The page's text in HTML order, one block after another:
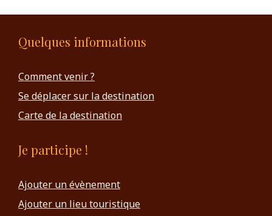
Quelques informations
Comment venir ?
Se déplacer sur la destination
Carte de la destination
Je participe !
Ajouter un évènement
Ajouter un lieu touristique